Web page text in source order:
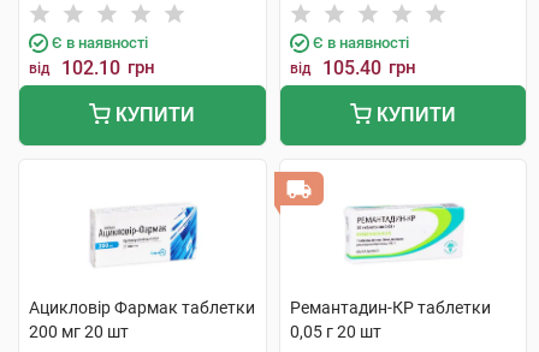
Є в наявності
від 102.10 грн
КУПИТИ
Є в наявності
від 105.40 грн
КУПИТИ
Ацикловір Фармак таблетки
200 мг 20 шт
Ремантадин-КР таблетки
0,05 г 20 шт